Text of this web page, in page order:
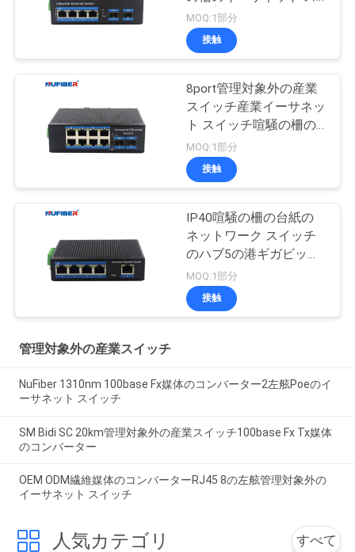
イッチ
MOQ:1部分
接触
8port管理対象外の産業
スイッチ産業イーサネッ
ト スイッチ喧騒の柵の
台紙
MOQ:1部分
接触
IP40喧騒の柵の台紙の
ネットワーク スイッチ
のハブ5の港ギガビット
Rj45 UTPインターフェ
イス
MOQ:1部分
接触
管理対象外の産業スイッチ
NuFiber 1310nm 100base Fx媒体のコンバーター2左舷Poeのイ
ーサネット スイッチ
SM Bidi SC 20km管理対象外の産業スイッチ100base Fx Tx媒体
のコンバーター
OEM ODM繊維媒体のコンバーターRJ45 8の左舷管理対象外の
イーサネット スイッチ
人気カテゴリ すべて